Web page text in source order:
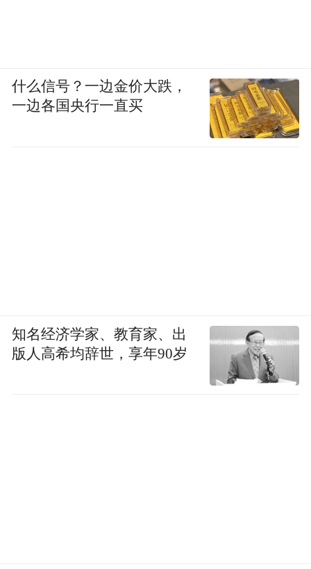
什么信号？一边金价大跌，
一边各国央行一直买
知名经济学家、教育家、出
版人高希均辞世，享年90岁